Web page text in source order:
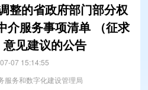
整的省政府部门部分权
介服务事项清单 （征求
见建议的公告
07 15:14:55
服务和数字化建设管理局